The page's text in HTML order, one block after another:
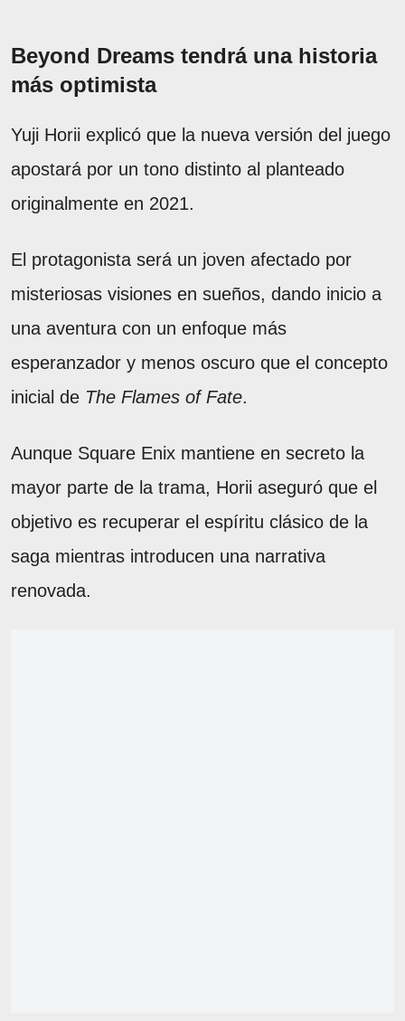
Beyond Dreams tendrá una historia
más optimista
Yuji Horii explicó que la nueva versión del juego
apostará por un tono distinto al planteado
originalmente en 2021.
El protagonista será un joven afectado por
misteriosas visiones en sueños, dando inicio a
una aventura con un enfoque más
esperanzador y menos oscuro que el concepto
inicial de The Flames of Fate.
Aunque Square Enix mantiene en secreto la
mayor parte de la trama, Horii aseguró que el
objetivo es recuperar el espíritu clásico de la
saga mientras introducen una narrativa
renovada.